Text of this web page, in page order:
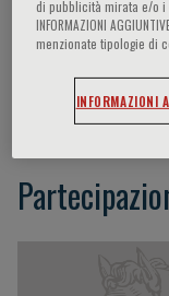
Martin Elvis
di pubblicità mirata e/o
INFORMAZIONI
menzionate tipologie di
INFORMAZIONI